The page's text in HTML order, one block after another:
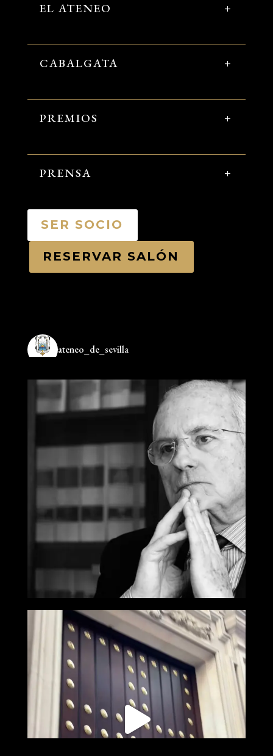
EL ATENEO
CABALGATA
PREMIOS
PRENSA
SER SOCIO
RESERVAR SALÓN
ateneo_de_sevilla